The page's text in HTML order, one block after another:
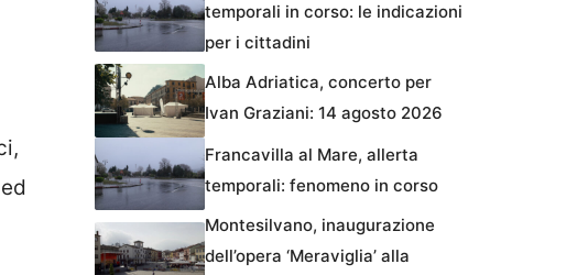
temporali in corso: le indicazioni
per i cittadini
Alba Adriatica, concerto per
Ivan Graziani: 14 agosto 2026
Francavilla al Mare, allerta
temporali: fenomeno in corso
Montesilvano, inaugurazione
dell’opera ‘Meraviglia’ alla